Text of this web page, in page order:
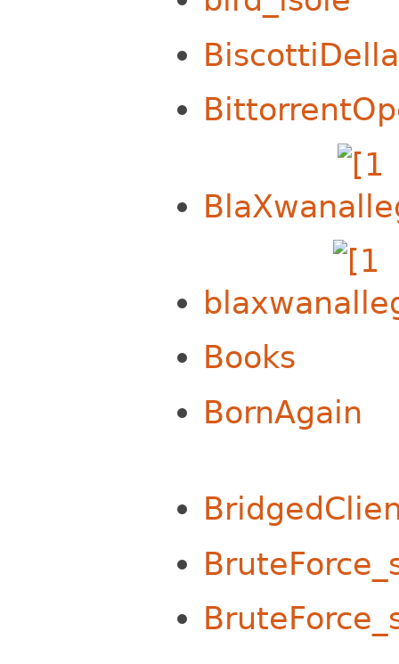
BlaXwan
blaxwan
Books
BornAgain